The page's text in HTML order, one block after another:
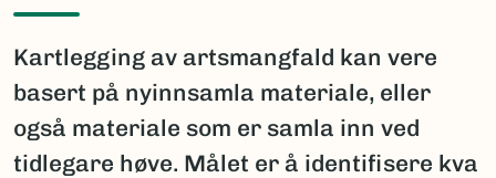
Kartlegging av artsmangfald kan vere
basert på nyinnsamla materiale, eller
også materiale som er samla inn ved
tidlegare høve. Målet er å identifisere kva